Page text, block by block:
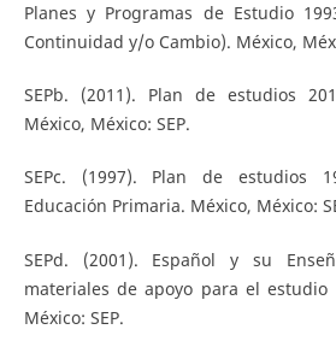
Planes y Programas de Estudio
Continuidad y/o Cambio). México,
SEPb. (2011). Plan de estudios
México, México: SEP.
SEPc. (1997). Plan de estudios
Educación Primaria. México, México:
SEPd. (2001). Español y su
materiales de apoyo para el estudio
México: SEP.